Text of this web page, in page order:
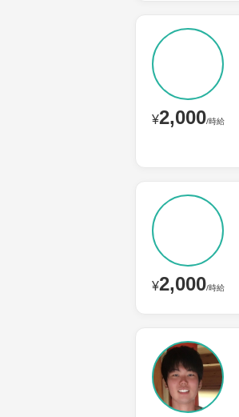
¥2,000/時給
¥2,000/時給